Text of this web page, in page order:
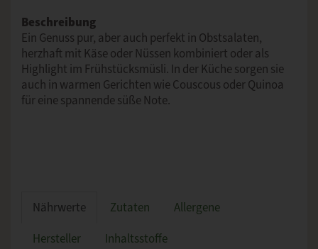
Beschreibung
Ein Genuss pur, aber auch perfekt in Obstsalaten,
herzhaft mit Käse oder Nüssen kombiniert oder als
Highlight im Frühstücksmüsli. In der Küche sorgen sie
auch in warmen Gerichten wie Couscous oder Quinoa
für eine spannende süße Note.
Nährwerte Zutaten
Allergene
Hersteller
Inhaltsstoffe